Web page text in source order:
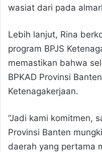
wasiat dari pada
Lebih lanjut, Rina
program BPJS
memastikan bahwa
BPKAD Provinsi
Ketenagakerjaan.
“Jadi kami komitmen,
Provinsi Banten
daerah yang pertama